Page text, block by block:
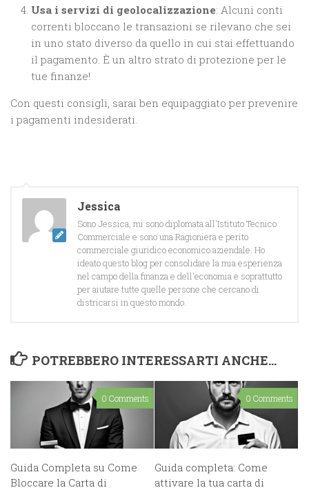
Usa i servizi di geolocalizzazione: Alcuni conti
correnti bloccano le transazioni se rilevano che sei
in uno stato diverso da quello in cui stai effettuando
il pagamento. È un altro strato di protezione per le
tue finanze!
Con questi consigli, sarai ben equipaggiato per prevenire
i pagamenti indesiderati.
Jessica
Sono Jessica, mi sono diplomata all'Istituto Tecnico
Commerciale e sono una Ragioniera e perito
commerciale giuridico economico aziendale. Ho
ideato questo blog per consolidare la mia esperienza
nel campo della finanza e dell'economia e soprattutto
per aiutare tutte quelle persone che cercano di
districarsi in questo mondo.
POTREBBERO INTERESSARTI ANCHE...
0 Comments
Guida Completa su Come
Bloccare la Carta di
0 Comments
Guida completa: Come
attivare la tua carta di